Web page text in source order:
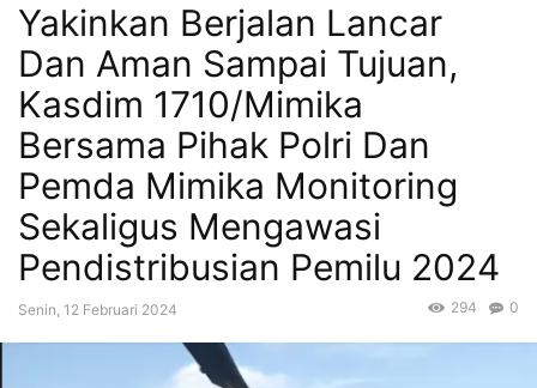
Yakinkan Berjalan Lancar
Dan Aman Sampai Tujuan,
Kasdim 1710/Mimika
Bersama Pihak Polri Dan
Pemda Mimika Monitoring
Sekaligus Mengawasi
Pendistribusian Pemilu 2024
Senin, 12 Februari 2024 0
294